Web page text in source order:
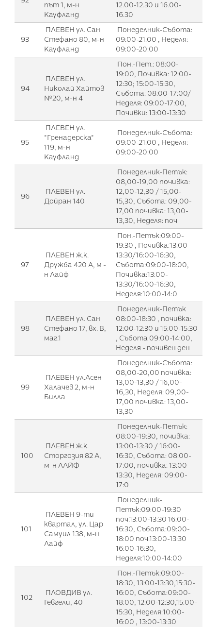
път 1, м-н
Кауфланд
12.00-12.30 и 16.00-
16.30
93
ПЛЕВЕН ул. Сан
Стефано 80, м-н
Кауфланд
Понеделник-Събота:
09:00-21:00 , Неделя:
09:00-20:00
94
ПЛЕВЕН ул.
Николай Хайтов
№20, м-н 4
Пон.-Пет.: 08:00-
19:00, Почивка: 12:00-
12:30; 15:00-15:30,
Събота: 08:00-17:00/
Неделя: 09:00-17:00,
Почивки: 13:00-13:30
95
ПЛЕВЕН ул.
"Гренадерска"
119, м-н
Кауфланд
Понеделник-Събота:
09:00-21:00 , Неделя:
09:00-20:00
96
ПЛЕВЕН ул.
Дойран 140
Понеделник-Петък:
08,00-19,00 почивка:
12,00-12,30 / 15,00-
15,30, Събота: 09,00-
17,00 почивка: 13,00-
13,30, Неделя: поч
97
ПЛЕВЕН ж.к.
Дружба 420 А, м -
н Лайф
Пон.-Петък:09:00-
19:30 , Почивка:13:00-
13:30/16:00-16:30,
Събота:09:00-18:00,
Почивка:13:00-
13:30/16:00-16:30,
Неделя:10:00-14:0
98
ПЛЕВЕН ул. Сан
Стефано 17, вх. В,
маг.1
Понеделник-Петък
08:00-18:30 , почивка:
12:00-12:30 и 15:00-15:30
, Събота 09:00-14:00,
Неделя - почивен ден
99
ПЛЕВЕН ул.Асен
Халачев 2, м-н
Билла
Понеделник-Събота:
08,00-20,00 почивка:
13,00-13,30 / 16,00-
16,30, Неделя: 09,00-
17,00 почивка: 13,00-
13,30
100
ПЛЕВЕН ж.к.
Сторгозия 82 А,
м-н ЛАЙФ
Понеделник-Петък:
08:00-19:30, почивка:
13:00-13:30 / 16:00-
16:30, Събота: 08:00-
17:00, почивка: 13:00-
13:30, Неделя: 09:00-
17:0
101
ПЛЕВЕН 9-ти
квартал, ул. Цар
Самуил 138, м-н
Лайф
Понеделник-
Петък:09:00-19:30
поч.13:00-13:30 16:00-
16:30, Събота:09:00-
18:00 поч.13:00-13:30
16:00-16:30,
Неделя:10:00-14:00
102
ПЛОВДИВ ул.
Гевгели, 40
Пон.-Петък:09:00-
18:30, 13:00-13:30,15:30-
16:00, Събота:09:00-
18:00, 12:00-12:30,15:00-
15:30, Неделя:10:00-
16:00 , 13:00-13:30